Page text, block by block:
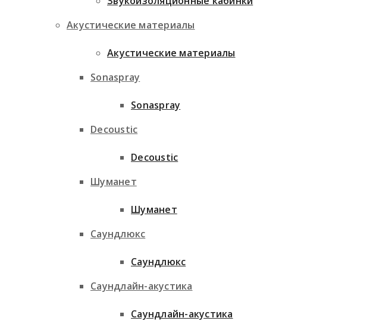
Акустические материалы
Sonaspray
Decoustic
Шуманет
Саундлюкс
Саундлайн-акустика
Акустические материалы
Sonaspray
Decoustic
Шуманет
Саундлюкс
Саундлайн-акустика